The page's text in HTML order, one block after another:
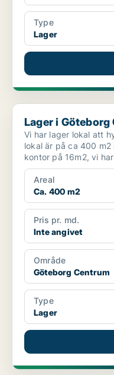
Type
Lager
Lager i Göteborg Centrum
Lager i Göteborg
Vi har lager lokal att
lokal är på ca 400
kontor på 16m2, vi
Areal
Ca. 400 m2
Pris pr. md.
Inte angivet
Område
Göteborg Centrum
Type
Lager